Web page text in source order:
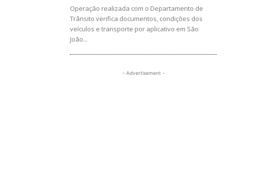
Operação realizada com o Departamento de
Trânsito verifica documentos, condições dos
veículos e transporte por aplicativo em São
João...
- Advertisement -